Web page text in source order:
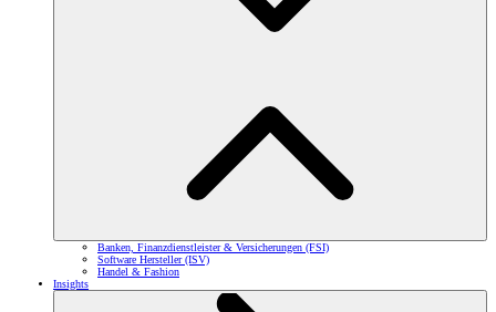
Banken, Finanzdienstleister & Versicherungen (FSI)
Software Hersteller (ISV)
Handel & Fashion
Insights